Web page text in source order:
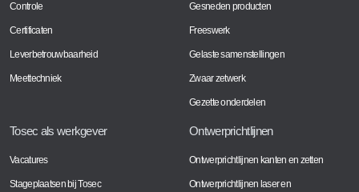
Controle
Certificaten
Leverbetrouwbaarheid
Meettechniek
Gesneden producten
Freeswerk
Gelaste samenstellingen
Zwaar zetwerk
Gezette onderdelen
Tosec als werkgever
Vacatures
Stageplaatsen bij Tosec
Ontwerprichtlijnen
Ontwerprichtlijnen kanten en zetten
Ontwerprichtlijnen laser en